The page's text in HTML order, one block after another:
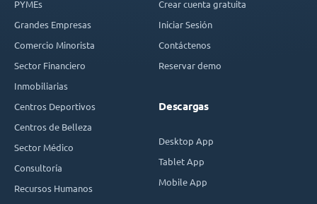
PYMEs
Grandes Empresas
Comercio Minorista
Sector Financiero
Inmobiliarias
Centros Deportivos
Centros de Belleza
Sector Médico
Consultoría
Recursos Humanos
Crear cuenta gratuita
Iniciar Sesión
Contáctenos
Reservar demo
Descargas
Desktop App
Tablet App
Mobile App